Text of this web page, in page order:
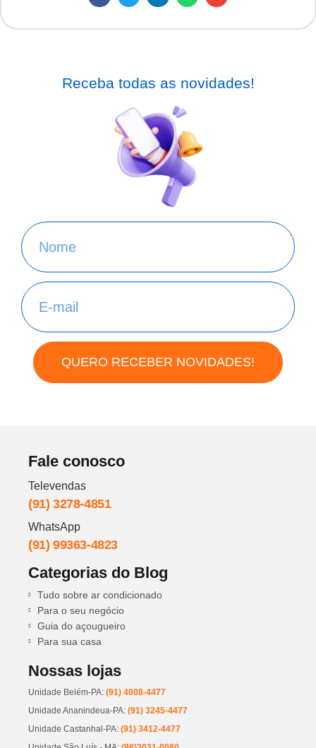
Receba todas as novidades!
QUERO RECEBER NOVIDADES!
Fale conosco
Televendas
(91) 3278-4851
WhatsApp
(91) 99363-4823
Categorias do Blog
Tudo sobre ar condicionado
Para o seu negócio
Guia do açougueiro
Para sua casa
Nossas lojas
Unidade Belém-PA: (91) 4008-4477
Unidade Ananindeua-PA: (91) 3245-4477
Unidade Castanhal-PA: (91) 3412-4477